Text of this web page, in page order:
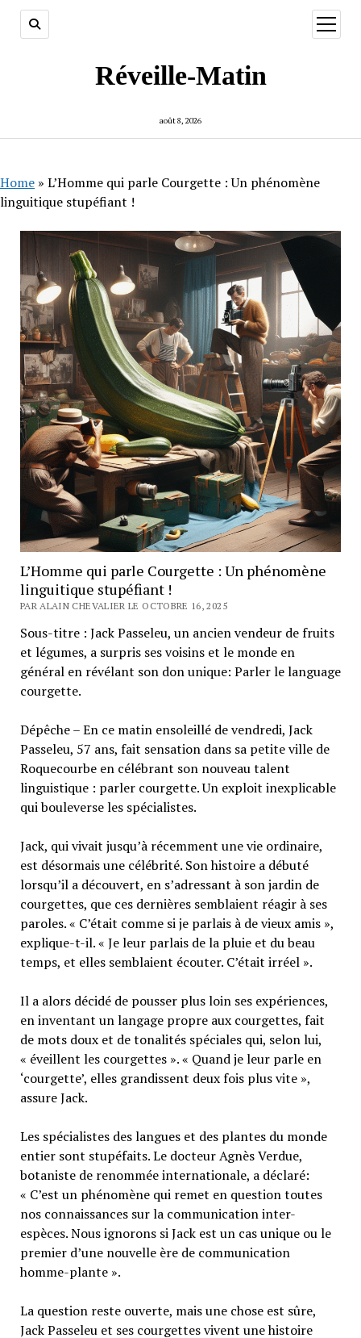
Réveille-Matin
août 8, 2026
ouvrir
menu
Home » L’Homme qui parle Courgette : Un phénomène
linguitique stupéfiant !
L’Homme qui parle Courgette : Un phénomène
linguitique stupéfiant !
PAR ALAIN CHEVALIER LE OCTOBRE 16, 2025
Sous-titre : Jack Passeleu, un ancien vendeur de fruits
et légumes, a surpris ses voisins et le monde en
général en révélant son don unique: Parler le language
courgette.
Dépêche – En ce matin ensoleillé de vendredi, Jack
Passeleu, 57 ans, fait sensation dans sa petite ville de
Roquecourbe en célébrant son nouveau talent
linguistique : parler courgette. Un exploit inexplicable
qui bouleverse les spécialistes.
Jack, qui vivait jusqu’à récemment une vie ordinaire,
est désormais une célébrité. Son histoire a débuté
lorsqu’il a découvert, en s’adressant à son jardin de
courgettes, que ces dernières semblaient réagir à ses
paroles. « C’était comme si je parlais à de vieux amis »,
explique-t-il. « Je leur parlais de la pluie et du beau
temps, et elles semblaient écouter. C’était irréel ».
Il a alors décidé de pousser plus loin ses expériences,
en inventant un langage propre aux courgettes, fait
de mots doux et de tonalités spéciales qui, selon lui,
« éveillent les courgettes ». « Quand je leur parle en
‘courgette’, elles grandissent deux fois plus vite »,
assure Jack.
Les spécialistes des langues et des plantes du monde
entier sont stupéfaits. Le docteur Agnès Verdue,
botaniste de renommée internationale, a déclaré:
« C’est un phénomène qui remet en question toutes
nos connaissances sur la communication inter-
espèces. Nous ignorons si Jack est un cas unique ou le
premier d’une nouvelle ère de communication
homme-plante ».
La question reste ouverte, mais une chose est sûre,
Jack Passeleu et ses courgettes vivent une histoire